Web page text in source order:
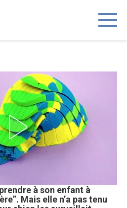
à son enfant à
Mais elle n’a pas tenu